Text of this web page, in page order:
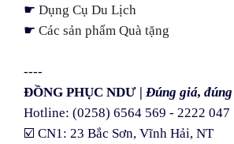
☛ Dụng Cụ Du Lịch
☛ Các sản phẩm Quà tặng
----
ĐỒNG PHỤC NDƯ | Đúng giá,
Hotline: (0258) 6564 569 - 2222 047
☑️ CN1: 23 Bắc Sơn, Vĩnh Hải, NT